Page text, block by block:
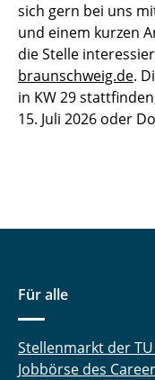
sich gern bei uns
und einem kurzen
die Stelle
braunschweig.de.
in KW 29
15. Juli 2026 oder
Für alle
Stellenmarkt der
Jobbörse des